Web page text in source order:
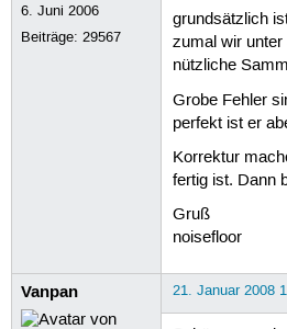
6. Juni 2006
Beiträge:29567
grundsätzlich
zumal wir unter
nützliche
Grobe Fehler
perfekt ist er
Korrektur
fertig ist. Dann
Gruß
noisefloor
Vanpan 21. Januar 2008